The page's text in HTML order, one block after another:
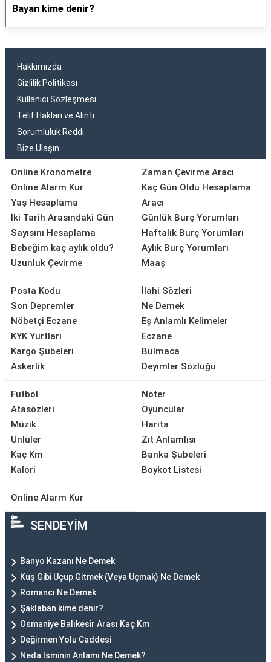
Bayan kime denir?
Hakkımızda
Gizlilik Politikası
Kullanıcı Sözleşmesi
Telif Hakları ve Alıntı
Sorumluluk Reddi
Bize Ulaşın
Online Kronometre
Online Alarm Kur
Yaş Hesaplama
İki Tarih Arasındaki Gün
Sayısını Hesaplama
Bebeğim kaç aylık oldu?
Uzunluk Çevirme
Zaman Çevirme Aracı
Kaç Gün Oldu Hesaplama
Aracı
Günlük Burç Yorumları
Haftalık Burç Yorumları
Aylık Burç Yorumları
Maaş
Posta Kodu
Son Depremler
Nöbetçi Eczane
KYK Yurtları
Kargo Şubeleri
Askerlik
İlahi Sözleri
Ne Demek
Eş Anlamlı Kelimeler
Eczane
Bulmaca
Deyimler Sözlüğü
Futbol
Atasözleri
Müzik
Ünlüler
Kaç Km
Kalori
Noter
Oyuncular
Harita
Zıt Anlamlısı
Banka Şubeleri
Boykot Listesi
Online Alarm Kur
SENDEYİM
Banyo Kazanı Ne Demek
Kuş Gibi Uçup Gitmek (Veya Uçmak) Ne Demek
Romancı Ne Demek
Şaklaban kime denir?
Osmaniye Balıkesir Arası Kaç Km
Değirmen Yolu Caddesi
Neda İsminin Anlamı Ne Demek?